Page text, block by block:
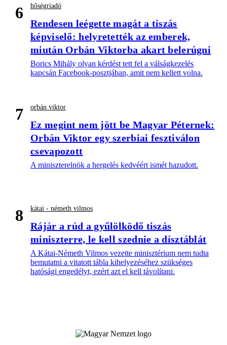
6 hőségriadó
Rendesen leégette magát a tiszás
képviselő: helyretették az emberek,
miután Orbán Viktorba akart belerúgni
Borics Mihály olyan kérdést tett fel a válságkezelés
kapcsán Facebook-posztjában, amit nem kellett volna.
7 orbán viktor
Ez megint nem jött be Magyar Péternek:
Orbán Viktor egy szerbiai fesztiválon
csevapozott
A miniszterelnök a hergelés kedvéért ismét hazudott.
8 kátai - németh vilmos
Rájár a rúd a gyűlölködő tiszás
miniszterre, le kell szednie a dísztáblát
A Kátai-Németh Vilmos vezette minisztérium nem tudta
bemutatni a vitatott tábla kihelyezéséhez szükséges
hatósági engedélyt, ezért azt el kell távolítani.